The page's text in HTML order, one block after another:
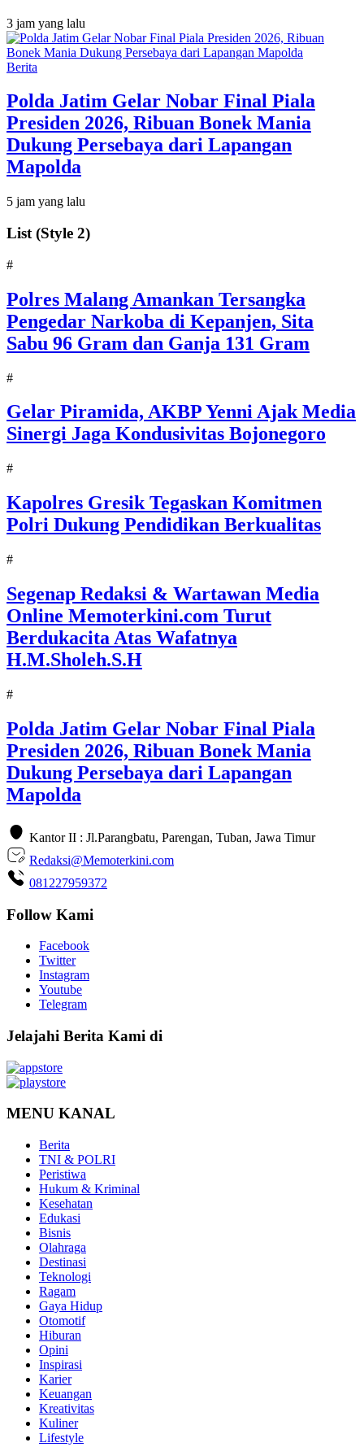
3 jam yang lalu
Berita
Polda Jatim Gelar Nobar Final Piala
Presiden 2026, Ribuan Bonek Mania
Dukung Persebaya dari Lapangan
Mapolda
5 jam yang lalu
List (Style 2)
#
Polres Malang Amankan Tersangka
Pengedar Narkoba di Kepanjen, Sita
Sabu 96 Gram dan Ganja 131 Gram
#
Gelar Piramida, AKBP Yenni Ajak Media
Sinergi Jaga Kondusivitas Bojonegoro
#
Kapolres Gresik Tegaskan Komitmen
Polri Dukung Pendidikan Berkualitas
#
Segenap Redaksi & Wartawan Media
Online Memoterkini.com Turut
Berdukacita Atas Wafatnya
H.M.Sholeh.S.H
#
Polda Jatim Gelar Nobar Final Piala
Presiden 2026, Ribuan Bonek Mania
Dukung Persebaya dari Lapangan
Mapolda
Kantor II : Jl.Parangbatu, Parengan, Tuban, Jawa Timur
Redaksi@Memoterkini.com
081227959372
Follow Kami
Facebook
Twitter
Instagram
Youtube
Telegram
Jelajahi Berita Kami di
MENU KANAL
Berita
TNI & POLRI
Peristiwa
Hukum & Kriminal
Kesehatan
Edukasi
Bisnis
Olahraga
Destinasi
Teknologi
Ragam
Gaya Hidup
Otomotif
Hiburan
Opini
Inspirasi
Karier
Keuangan
Kreativitas
Kuliner
Lifestyle